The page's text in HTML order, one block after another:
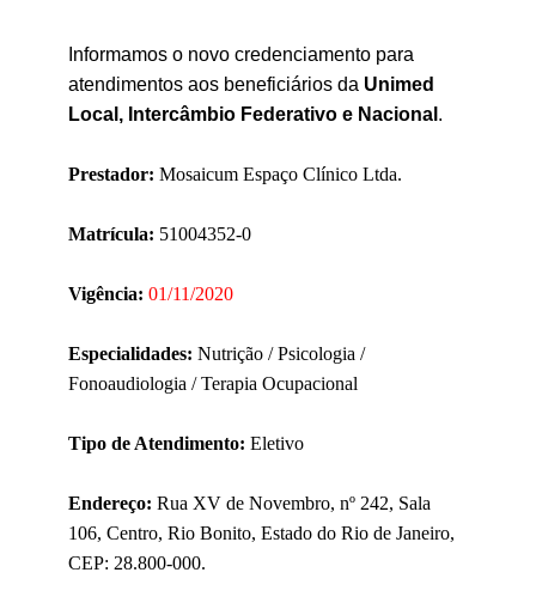
Informamos o novo credenciamento para
atendimentos aos beneficiários da Unimed
Local, Intercâmbio Federativo e Nacional .
Prestador: Mosaicum Espaço Clínico Ltda.
Matrícula: 51004352-0
Vigência: 01/11/2020
Especialidades: Nutrição / Psicologia /
Fonoaudiologia / Terapia Ocupacional
Tipo de Atendimento: Eletivo
Endereço: Rua XV de Novembro, nº 242, Sala
106, Centro, Rio Bonito, Estado do Rio de Janeiro,
CEP: 28.800-000.